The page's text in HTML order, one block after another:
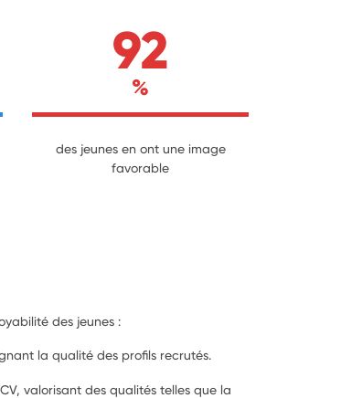
92
%
des jeunes en ont une image
favorable
des jeunes :
la qualité des profils recrutés.
valorisant des qualités telles que la